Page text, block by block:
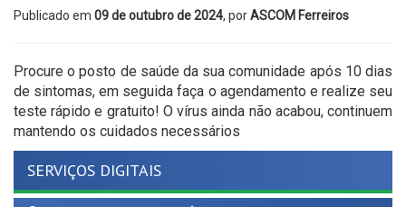
Publicado em 09 de outubro de 2024, porASCOM Ferreiros
Procure o posto de saúde da sua comunidade após 10 dias
de sintomas, em seguida faça o agendamento e realize seu
teste rápido e gratuito! O vírus ainda não acabou, continuem
mantendo os cuidados necessários
SERVIÇOS DIGITAIS